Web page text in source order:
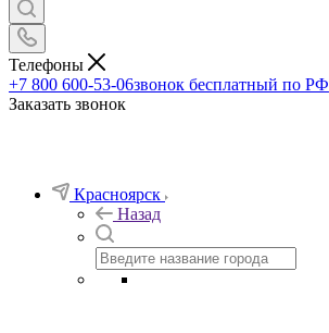
Телефоны
+7 800 600-53-06звонок бесплатный по РФ
Заказать звонок
Красноярск
Назад